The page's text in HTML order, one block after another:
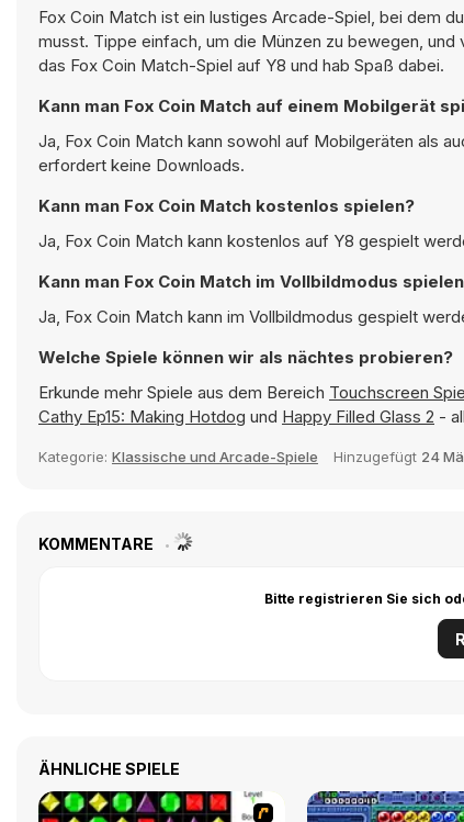
Fox Coin Match ist ein lustiges Arcade-Spiel, bei dem
musst. Tippe einfach, um die Münzen zu bewegen,
das Fox Coin Match-Spiel auf Y8 und hab Spaß dabei.
Kann man Fox Coin Match auf einem Mobilgerät
Ja, Fox Coin Match kann sowohl auf Mobilgeräten als
erfordert keine Downloads.
Kann man Fox Coin Match kostenlos spielen?
Ja, Fox Coin Match kann kostenlos auf Y8 gespielt
Kann man Fox Coin Match im Vollbildmodus
Ja, Fox Coin Match kann im Vollbildmodus gespielt
Welche Spiele können wir als nächtes probieren?
Erkunde mehr Spiele aus dem Bereich Touchscreen
Cathy Ep15: Making Hotdog und Happy Filled Glass 2 -
Kategorie: Klassische und Arcade-Spiele Hinzugefügt 24
KOMMENTARE
Bitte registrieren Sie sich
ÄHNLICHE SPIELE